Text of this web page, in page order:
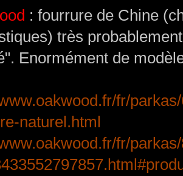
: fourrure de Chine
très
Enormément de
fr/
naturel.html
fr/